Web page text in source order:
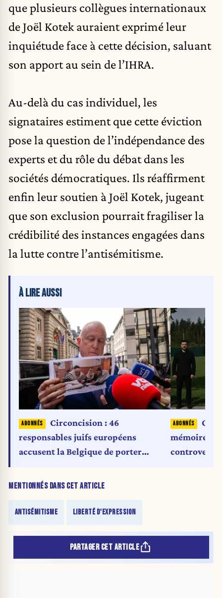
que plusieurs collègues internationaux
de Joël Kotek auraient exprimé leur
inquiétude face à cette décision, saluant
son apport au sein de l’IHRA.
Au-delà du cas individuel, les
signataires estiment que cette éviction
pose la question de l’indépendance des
experts et du rôle du débat dans les
sociétés démocratiques. Ils réaffirment
enfin leur soutien à Joël Kotek, jugeant
que son exclusion pourrait fragiliser la
crédibilité des instances engagées dans
la lutte contre l’antisémitisme.
MENTIONNÉS DANS CET ARTICLE
ANTISÉMITISME LIBERTÉ D'EXPRESSION
À LIRE AUSSI
Circoncision : 46
responsables juifs européens
accusent la Belgique de porter
mémoire
PARTAGER CET ARTICLE